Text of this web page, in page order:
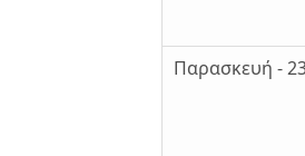
Παρασκευή -